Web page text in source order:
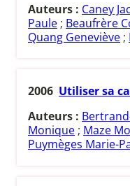
Auteurs : Caney
Paule ; Beaufrère
Quang Geneviève ;
2006 Utiliser sa
Auteurs :
Monique ; Maze
Puymèges Marie-